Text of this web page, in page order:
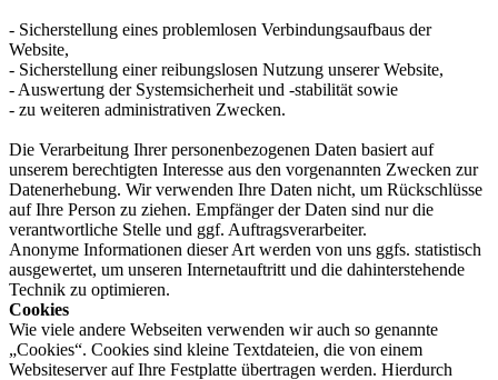
- Sicherstellung eines problemlosen Verbindungsaufbaus der
Website,
- Sicherstellung einer reibungslosen Nutzung unserer Website,
- Auswertung der Systemsicherheit und -stabilität sowie
- zu weiteren administrativen Zwecken.
Die Verarbeitung Ihrer personenbezogenen Daten basiert auf
unserem berechtigten Interesse aus den vorgenannten Zwecken zur
Datenerhebung. Wir verwenden Ihre Daten nicht, um Rückschlüsse
auf Ihre Person zu ziehen. Empfänger der Daten sind nur die
verantwortliche Stelle und ggf. Auftragsverarbeiter.
Anonyme Informationen dieser Art werden von uns ggfs. statistisch
ausgewertet, um unseren Internetauftritt und die dahinterstehende
Technik zu optimieren.
Cookies
Wie viele andere Webseiten verwenden wir auch so genannte
„Cookies“. Cookies sind kleine Textdateien, die von einem
Websiteserver auf Ihre Festplatte übertragen werden. Hierdurch